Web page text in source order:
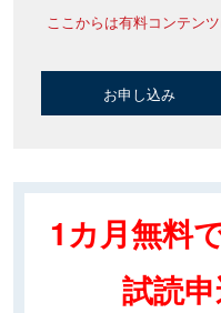
ここからは有料コンテン
お申し込み
1カ月無料
試読